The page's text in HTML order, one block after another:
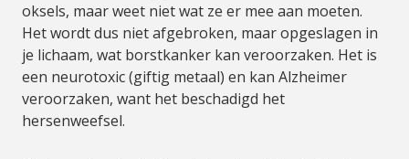
oksels, maar weet niet wat ze er mee aan moeten.
Het wordt dus niet afgebroken, maar opgeslagen in
je lichaam, wat borstkanker kan veroorzaken. Het is
een neurotoxic (giftig metaal) en kan Alzheimer
veroorzaken, want het beschadigd het
hersenweefsel.